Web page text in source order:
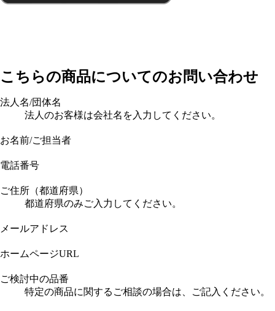
こちらの商品についてのお問い合わせ
法人名/団体名
法人のお客様は会社名を入力してください。
お名前/ご担当者
電話番号
ご住所（都道府県）
都道府県のみご入力してください。
メールアドレス
ホームページURL
ご検討中の品番
特定の商品に関するご相談の場合は、ご記入ください。